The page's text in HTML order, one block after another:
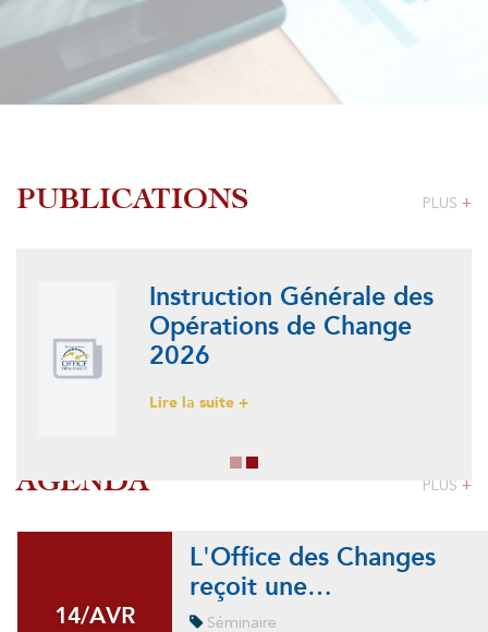
PUBLICATIONS PLUS +
Instruction Générale des
Opérations de Change
2026
Lire la suite +
AGENDA PLUS +
14/AVR
14/AVR
L'Office des Changes
reçoit une…
Séminaire